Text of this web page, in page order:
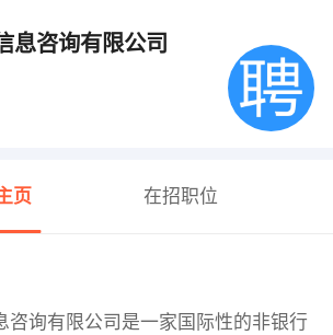
息咨询有限公司
页 在招职位
咨询有限公司是一家国际性的非银行